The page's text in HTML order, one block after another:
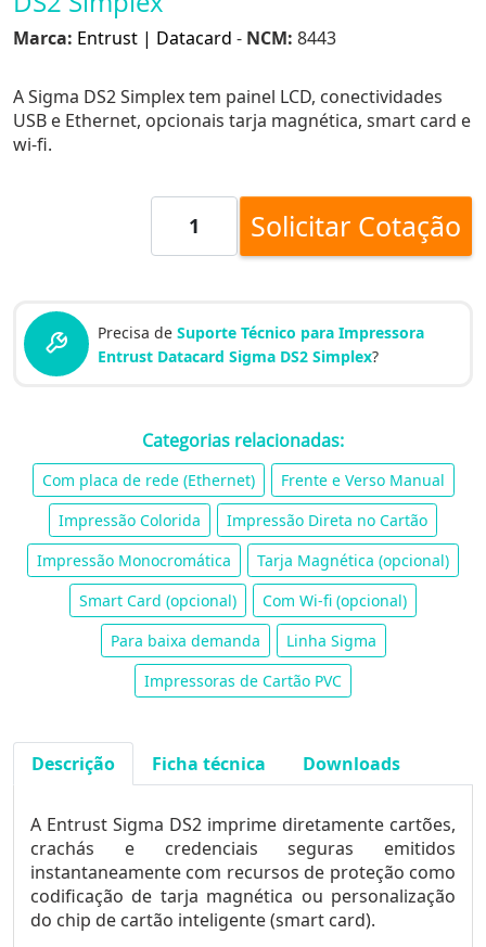
Marca: Entrust | Datacard - NCM: 8443
A Sigma DS2 Simplex tem painel LCD, conectividades
USB e Ethernet, opcionais tarja magnética, smart card e
wi-fi.
Solicitar Cotação
Precisa de Suporte Técnico para Impressora
Entrust Datacard Sigma DS2 Simplex?
Categorias relacionadas:
Com placa de rede (Ethernet)
Frente e Verso Manual
Impressão Colorida
Impressão Direta no Cartão
Impressão Monocromática
Tarja Magnética (opcional)
Smart Card (opcional)
Com Wi-fi (opcional)
Para baixa demanda
Linha Sigma
Impressoras de Cartão PVC
Descrição Ficha técnica Downloads
A Entrust Sigma DS2 imprime diretamente cartões,
crachás e credenciais seguras emitidos
instantaneamente com recursos de proteção como
codificação de tarja magnética ou personalização
do chip de cartão inteligente (smart card).